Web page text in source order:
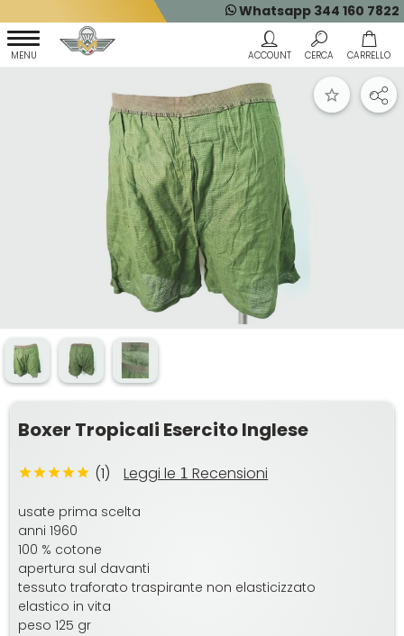
Whatsapp 344 160 7822
Boxer Tropicali Esercito Inglese
(1) Leggi le 1 Recensioni
usate prima scelta
anni 1960
100 % cotone
apertura sul davanti
tessuto traforato traspirante non elasticizzato
elastico in vita
peso 125 gr